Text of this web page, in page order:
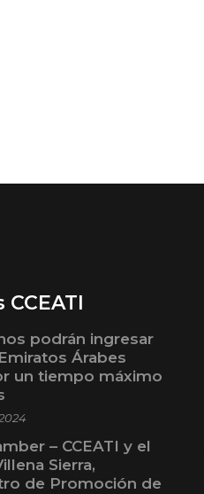
podrán ingresar
Árabes
un tiempo máximo
– CCEATI y el
Sierra,
de Promoción de